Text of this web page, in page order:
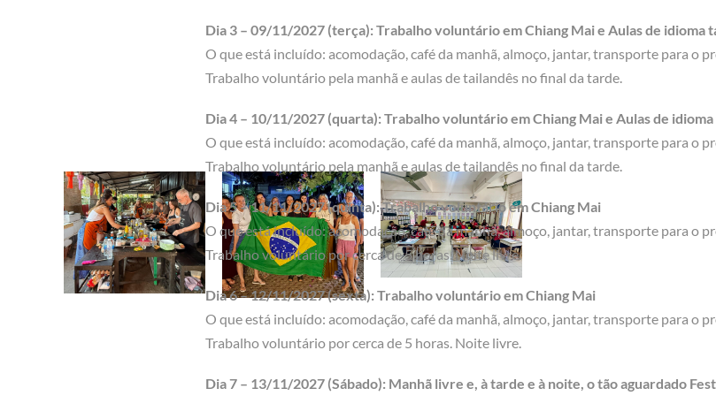
Dia 3 – 09/11/2027 (terça): Trabalho voluntário em Chiang Mai e Aulas de idioma
O que está incluído: acomodação, café da manhã, almoço, jantar, transporte para o
Trabalho voluntário pela manhã e aulas de tailandês no final da tarde.
Dia 4 – 10/11/2027 (quarta): Trabalho voluntário em Chiang Mai e Aulas de
O que está incluído: acomodação, café da manhã, almoço, jantar, transporte para o
Trabalho voluntário pela manhã e aulas de tailandês no final da tarde.
Dia 5 – 11/11/2027 (quinta): Trabalho voluntário em Chiang Mai
O que está incluído: acomodação, café da manhã, almoço, jantar, transporte para o
Trabalho voluntário por cerca de 5 horas. Noite livre.
Dia 6 – 12/11/2027 (sexta): Trabalho voluntário em Chiang Mai
O que está incluído: acomodação, café da manhã, almoço, jantar, transporte para o
Trabalho voluntário por cerca de 5 horas. Noite livre.
Dia 7 – 13/11/2027 (Sábado): Manhã livre e, à tarde e à noite, o tão aguardado